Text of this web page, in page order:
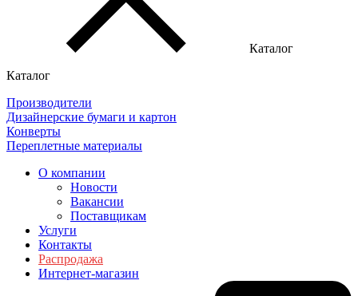
Каталог
Каталог
Производители
Дизайнерские бумаги и картон
Конверты
Переплетные материалы
О компании
Новости
Вакансии
Поставщикам
Услуги
Контакты
Распродажа
Интернет-магазин